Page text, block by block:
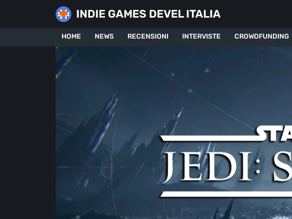
INDIE GAMES DEVEL ITALIA
HOME NEWS RECENSIONI INTERVISTE CROWDFUNDING